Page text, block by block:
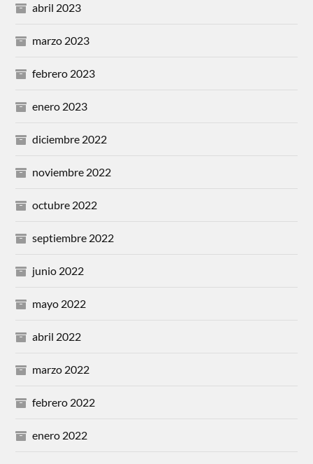
abril 2023
marzo 2023
febrero 2023
enero 2023
diciembre 2022
noviembre 2022
octubre 2022
septiembre 2022
junio 2022
mayo 2022
abril 2022
marzo 2022
febrero 2022
enero 2022